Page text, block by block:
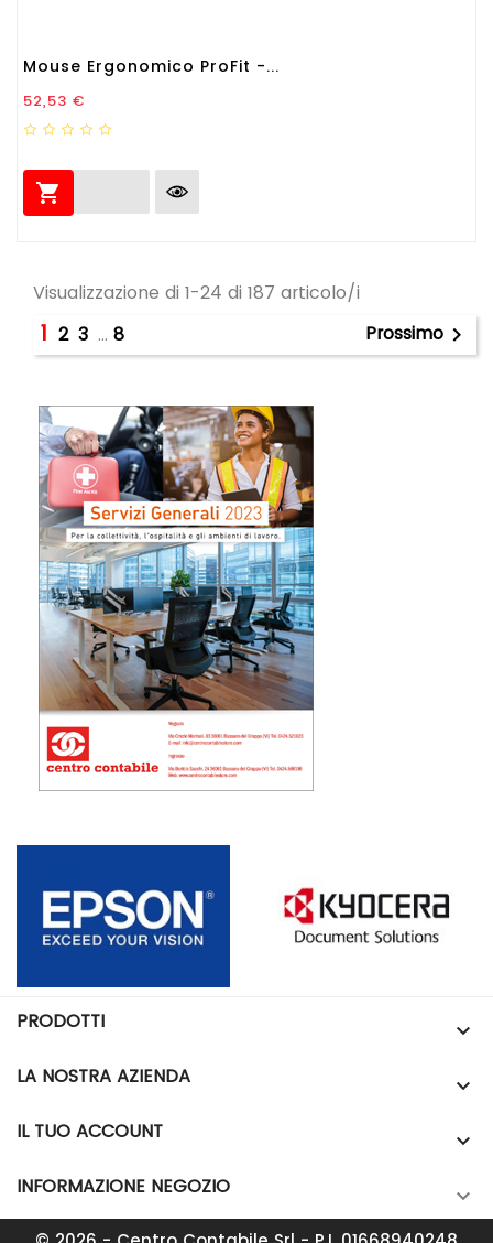
Mouse Ergonomico ProFit -...
Prezzo
52,53 €

Visualizzazione di 1-24 di 187 articolo/i
1 2 3 … 8 Prossimo 
PRODOTTI 
LA NOSTRA AZIENDA 
IL TUO ACCOUNT 
INFORMAZIONE NEGOZIO 